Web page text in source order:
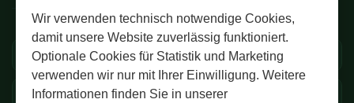
Wir verwenden technisch notwendige Cookies,
damit unsere Website zuverlässig funktioniert.
Optionale Cookies für Statistik und Marketing
verwenden wir nur mit Ihrer Einwilligung. Weitere
Informationen finden Sie in unserer
🚚 EU & CH Versand 🔒 Diskrete Verpackung
✅ Zertifizierte Premium 💬 24/7 Support